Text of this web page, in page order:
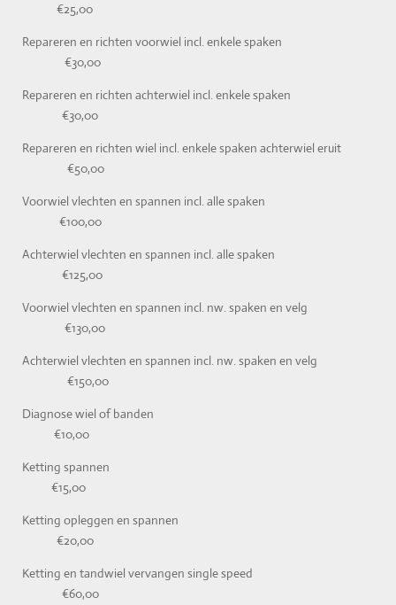
€25,00
Repareren en richten voorwiel incl. enkele spaken
€30,00
Repareren en richten achterwiel incl. enkele spaken
€30,00
Repareren en richten wiel incl. enkele spaken achterwiel eruit
€50,00
Voorwiel vlechten en spannen incl. alle spaken
€100,00
Achterwiel vlechten en spannen incl. alle spaken
€125,00
Voorwiel vlechten en spannen incl. nw. spaken en velg
€130,00
Achterwiel vlechten en spannen incl. nw. spaken en velg
€150,00
Diagnose wiel of banden
€10,00
Ketting spannen
€15,00
Ketting opleggen en spannen
€20,00
Ketting en tandwiel vervangen single speed
€60,00